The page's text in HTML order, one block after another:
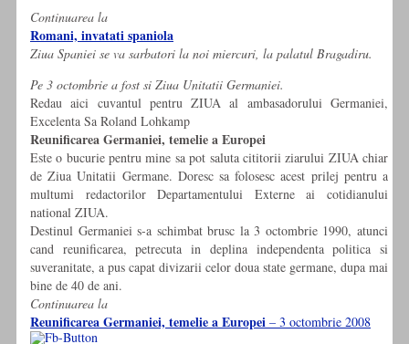
Continuarea la
Romani, invatati spaniola
Ziua Spaniei se va sarbatori la noi miercuri, la palatul Bragadiru.
Pe 3 octombrie a fost si Ziua Unitatii Germaniei.
Redau aici cuvantul pentru ZIUA al ambasadorului Germaniei,
Excelenta Sa Roland Lohkamp
Reunificarea Germaniei, temelie a Europei
Este o bucurie pentru mine sa pot saluta cititorii ziarului ZIUA chiar
de Ziua Unitatii Germane. Doresc sa folosesc acest prilej pentru a
multumi redactorilor Departamentului Externe ai cotidianului
national ZIUA.
Destinul Germaniei s-a schimbat brusc la 3 octombrie 1990, atunci
cand reunificarea, petrecuta in deplina independenta politica si
suveranitate, a pus capat divizarii celor doua state germane, dupa mai
bine de 40 de ani.
Continuarea la
Reunificarea Germaniei, temelie a Europei – 3 octombrie 2008